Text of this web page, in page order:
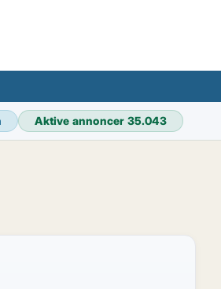
Aktive annoncer 35.043